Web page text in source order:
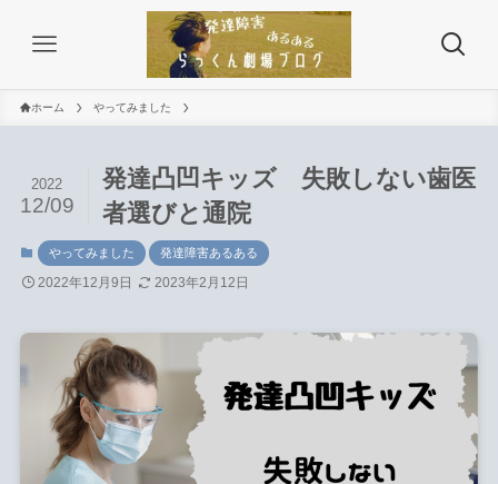
ホーム やってみました
発達凸凹キッズ 失敗しない歯医
者選びと通院
2022
12/09
やってみました 発達障害あるある
2022年12月9日 2023年2月12日